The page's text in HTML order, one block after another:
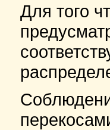
Для того